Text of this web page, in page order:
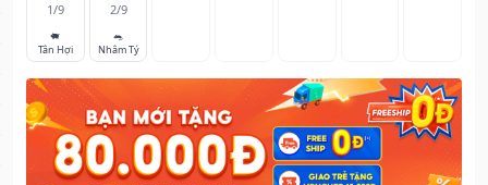
1/9
🐖
Tân Hợi
2/9
🐀
Nhâm Tý